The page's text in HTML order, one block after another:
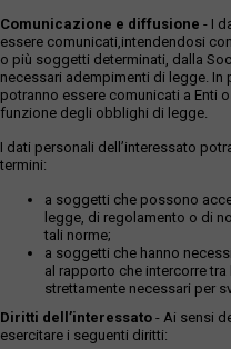
Comunicazione e diffusione - I
essere comunicati,intendendosi
o più soggetti determinati, dalla
necessari adempimenti di legge. In
potranno essere comunicati a Enti
funzione degli obblighi di legge.
I dati personali dell’interessato
termini:
a soggetti che possono
legge, di regolamento o di
tali norme;
a soggetti che hanno
al rapporto che intercorre tra
strettamente necessari per
Diritti dell’interessato - Ai sensi
esercitare i seguenti diritti: